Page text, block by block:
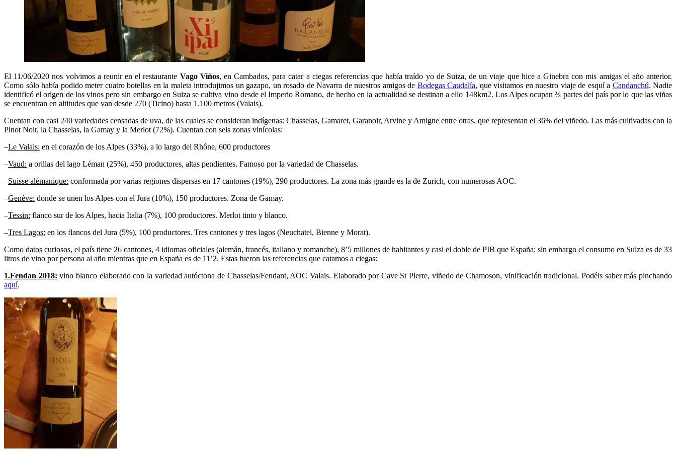
El 11/06/2020 nos volvimos a reunir en el restaurante Vago Viños, en Cambados, para catar a ciegas referencias que había traído yo de Suiza, de un viaje que hice a Ginebra con mis amigas el año anterior.
Como sólo había podido meter cuatro botellas en la maleta introdujimos un gazapo, un rosado de Navarra de nuestros amigos de Bodegas Caudalía, que visitamos en nuestro viaje de esquí a Candanchú. Nadie
identificó el origen de los vinos pero sin embargo en Suiza se cultiva vino desde el Imperio Romano, de hecho en la actualidad se destinan a ello 148km2. Los Alpes ocupan ⅔ partes del país por lo que las viñas
se encuentran en altitudes que van desde 270 (Ticino) hasta 1.100 metros (Valais).
Cuentan con casi 240 variedades censadas de uva, de las cuales se consideran indígenas: Chasselas, Gamaret, Garanoir, Arvine y Amigne entre otras, que representan el 36% del viñedo. Las más cultivadas con la
Pinot Noir, la Chasselas, la Gamay y la Merlot (72%). Cuentan con seis zonas vinícolas:
–Le Valais: en el corazón de los Alpes (33%), a lo largo del Rhône, 600 productores
–Vaud: a orillas del lago Léman (25%), 450 productores, altas pendientes. Famoso por la variedad de Chasselas.
–Suisse alémanique: conformada por varias regiones dispersas en 17 cantones (19%), 290 productores. La zona más grande es la de Zurich, con numerosas AOC.
–Genève: donde se unen los Alpes con el Jura (10%), 150 productores. Zona de Gamay.
–Tessin: flanco sur de los Alpes, hacia Italia (7%), 100 productores. Merlot tinto y blanco.
–Tres Lagos: en los flancos del Jura (5%), 100 productores. Tres cantones y tres lagos (Neuchatel, Bienne y Morat).
Como datos curiosos, el país tiene 26 cantones, 4 idiomas oficiales (alemán, francés, italiano y romanche), 8’5 millones de habitantes y casi el doble de PIB que España; sin embargo el consumo en Suiza es de 33
litros de vino por persona al año mientras que en España es de 11’2. Estas fueron las referencias que catamos a ciegas:
1.Fendan 2018: vino blanco elaborado con la variedad autóctona de Chasselas/Fendant, AOC Valais. Elaborado por Cave St Pierre, viñedo de Chamoson, vinificación tradicional. Podéis saber más pinchando
aquí.